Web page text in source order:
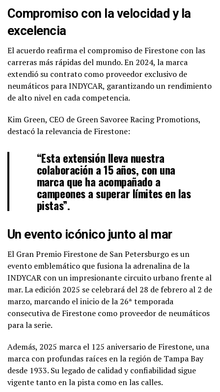
Compromiso con la velocidad y la
excelencia
El acuerdo reafirma el compromiso de Firestone con las
carreras más rápidas del mundo. En 2024, la marca
extendió su contrato como proveedor exclusivo de
neumáticos para INDYCAR, garantizando un rendimiento
de alto nivel en cada competencia.
Kim Green, CEO de Green Savoree Racing Promotions,
destacó la relevancia de Firestone:
“Esta extensión lleva nuestra
colaboración a 15 años, con una
marca que ha acompañado a
campeones a superar límites en las
pistas”.
Un evento icónico junto al mar
El Gran Premio Firestone de San Petersburgo es un
evento emblemático que fusiona la adrenalina de la
INDYCAR con un impresionante circuito urbano frente al
mar. La edición 2025 se celebrará del 28 de febrero al 2 de
marzo, marcando el inicio de la 26ª temporada
consecutiva de Firestone como proveedor de neumáticos
para la serie.
Además, 2025 marca el 125 aniversario de Firestone, una
marca con profundas raíces en la región de Tampa Bay
desde 1933. Su legado de calidad y confiabilidad sigue
vigente tanto en la pista como en las calles.